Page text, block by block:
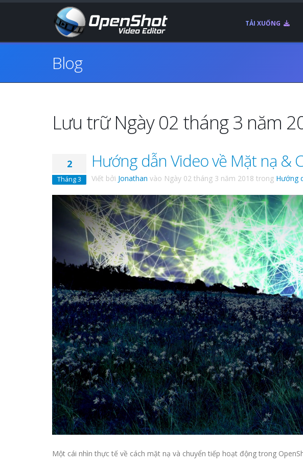
TẢI XUỐNG
Blog
Lưu trữ Ngày 02 tháng 3 năm
2
Tháng 3
Hướng dẫn Video về Mặt nạ &
Viết bởi Jonathan vào Ngày 02 tháng 3 năm 2018 trong Hướng
Một cái nhìn thực tế về cách mặt nạ và chuyển tiếp hoạt động trong